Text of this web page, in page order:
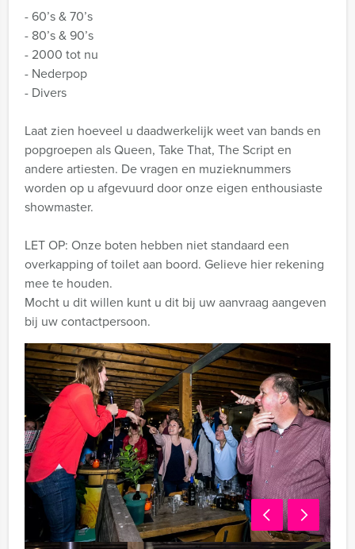
- 60’s & 70’s
- 80’s & 90’s
- 2000 tot nu
- Nederpop
- Divers
Laat zien hoeveel u daadwerkelijk weet van bands en
popgroepen als Queen, Take That, The Script en
andere artiesten. De vragen en muzieknummers
worden op u afgevuurd door onze eigen enthousiaste
showmaster.
LET OP: Onze boten hebben niet standaard een
overkapping of toilet aan boord. Gelieve hier rekening
mee te houden.
Mocht u dit willen kunt u dit bij uw aanvraag aangeven
bij uw contactpersoon.